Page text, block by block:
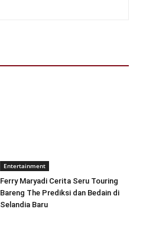
Entertainment
Ferry Maryadi Cerita Seru Touring
Bareng The Prediksi dan Bedain di
Selandia Baru